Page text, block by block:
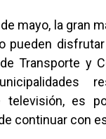
mayo, la gran
pueden
Transporte y
televisión, es
continuar con